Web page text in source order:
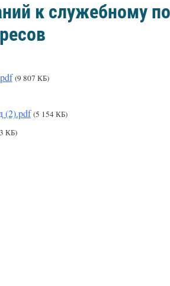
к служебному
(9 807 КБ)
(2).pdf (5 154 КБ)
КБ)